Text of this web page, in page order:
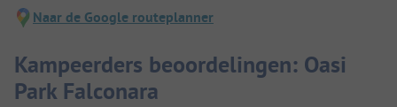
Naar de Google routeplanner
Kampeerders beoordelingen: Oasi
Park Falconara